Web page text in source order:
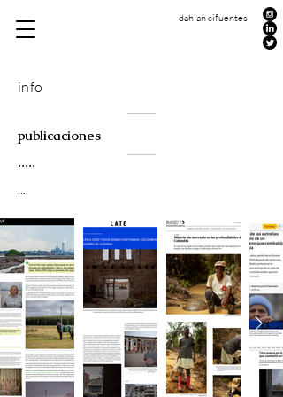
dahian cifuentes
info
publicaciones
.....